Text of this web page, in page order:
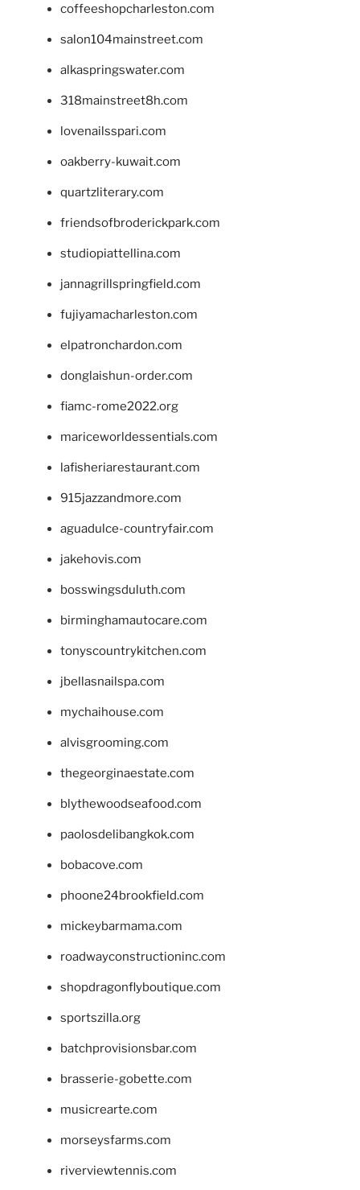
coffeeshopcharleston.com
salon104mainstreet.com
alkaspringswater.com
318mainstreet8h.com
lovenailsspari.com
oakberry-kuwait.com
quartzliterary.com
friendsofbroderickpark.com
studiopiattellina.com
jannagrillspringfield.com
fujiyamacharleston.com
elpatronchardon.com
donglaishun-order.com
fiamc-rome2022.org
mariceworldessentials.com
lafisheriarestaurant.com
915jazzandmore.com
aguadulce-countryfair.com
jakehovis.com
bosswingsduluth.com
birminghamautocare.com
tonyscountrykitchen.com
jbellasnailspa.com
mychaihouse.com
alvisgrooming.com
thegeorginaestate.com
blythewoodseafood.com
paolosdelibangkok.com
bobacove.com
phoone24brookfield.com
mickeybarmama.com
roadwayconstructioninc.com
shopdragonflyboutique.com
sportszilla.org
batchprovisionsbar.com
brasserie-gobette.com
musicrearte.com
morseysfarms.com
riverviewtennis.com